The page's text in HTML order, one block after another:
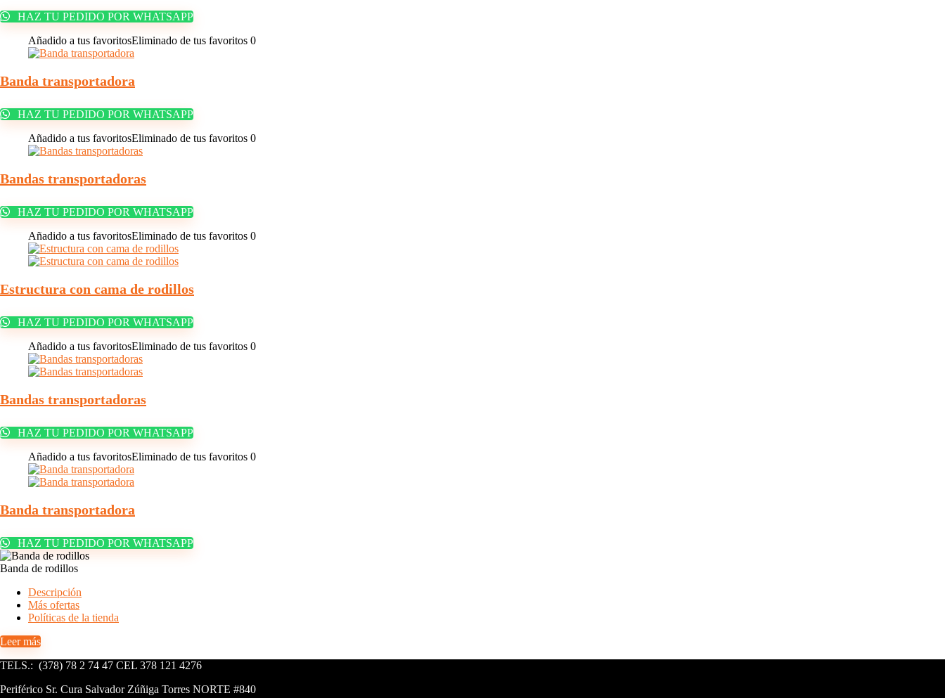
HAZ TU PEDIDO POR WHATSAPP
Añadido a tus favoritosEliminado de tus favoritos 0
Banda transportadora
HAZ TU PEDIDO POR WHATSAPP
Añadido a tus favoritosEliminado de tus favoritos 0
Bandas transportadoras
HAZ TU PEDIDO POR WHATSAPP
Añadido a tus favoritosEliminado de tus favoritos 0
Estructura con cama de rodillos
HAZ TU PEDIDO POR WHATSAPP
Añadido a tus favoritosEliminado de tus favoritos 0
Bandas transportadoras
HAZ TU PEDIDO POR WHATSAPP
Añadido a tus favoritosEliminado de tus favoritos 0
Banda transportadora
HAZ TU PEDIDO POR WHATSAPP
Banda de rodillos
Descripción
Más ofertas
Políticas de la tienda
Leer más
TELS.: (378) 78 2 74 47 CEL 378 121 4276
Periférico Sr. Cura Salvador Zúñiga Torres NORTE #840